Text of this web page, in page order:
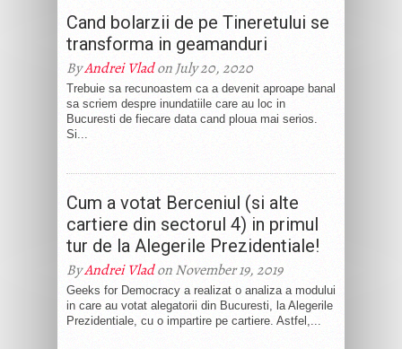
Cand bolarzii de pe Tineretului se
transforma in geamanduri
ByAndrei Vladon July 20, 2020
Trebuie sa recunoastem ca a devenit aproape banal
sa scriem despre inundatiile care au loc in
Bucuresti de fiecare data cand ploua mai serios.
Si...
Cum a votat Berceniul (si alte
cartiere din sectorul 4) in primul
tur de la Alegerile Prezidentiale!
ByAndrei Vladon November 19, 2019
Geeks for Democracy a realizat o analiza a modului
in care au votat alegatorii din Bucuresti, la Alegerile
Prezidentiale, cu o impartire pe cartiere. Astfel,...